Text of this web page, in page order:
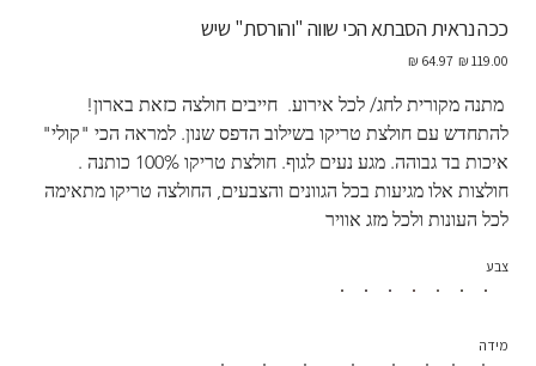
ככה נראית הסבתא הכי שווה "והורסת" שיש
מחיר
מחיר
‏64.97 ‏₪
מתנה מקורית לחג/ לכל אירוע.  חייבים חולצה כזאת בארון!
להתחדש עם חולצת טריקו בשילוב הדפס שנון. למראה הכי "קולי"
איכות בד גבוהה. מגע נעים לגוף. חולצת טריקו 100% כותנה .
חולצות אלו מגיעות בכל הגוונים והצבעים, החולצה טריקו מתאימה
לכל העונות ולכל מזג אוויר
צבע
מידה